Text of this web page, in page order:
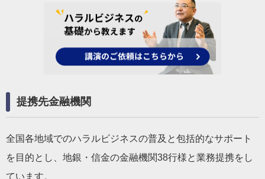
提携先金融機関
全国各地域でのハラルビジネスの普及と包括的なサポート
を目的とし、地銀・信金の金融機関38行様と業務提携をし
ています。